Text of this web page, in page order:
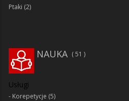
Ptaki (2)
51
NAUKA
Usługi
Korepetycje (5)